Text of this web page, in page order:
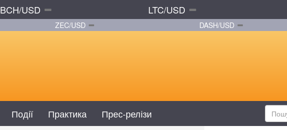
BCH/USD LTC/USD
ZEC/USD DASH/USD
Події Практика Прес-релізи